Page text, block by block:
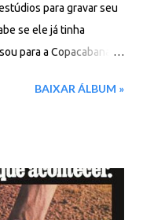
para gravar seu
se ele já tinha
para a Copacabana).
‘Ai tem’, não é
mais um’. (Texto:
Ai tem 03. Taqui pa tu
BAIXAR ÁLBUM »